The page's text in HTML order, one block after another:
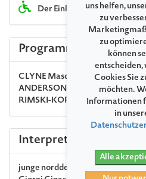
Der Einlass für
Programma
CLYNE Masquerade
ANDERSON Konzert C-Dur für
RIMSKI-KORSAKOW
Interpreti
junge norddeutsche philharmonie
uns helfen,
zu
zu
können
entscheiden,
Cookies Sie
möchten.
Informationen
in
Alle